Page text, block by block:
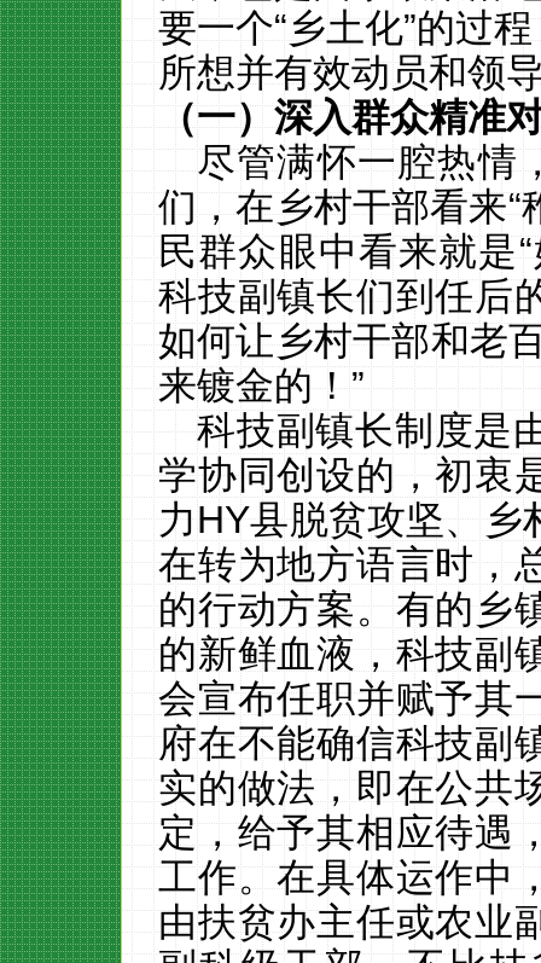
要一个“乡土化”的过
所想并有效动员和领
（一）深入群众精准
尽管满怀一腔热情
们，在乡村干部看来“
民群众眼中看来就是
科技副镇长们到任后
如何让乡村干部和老
来镀金的！”
科技副镇长制度是
学协同创设的，初衷
力HY县脱贫攻坚、乡
在转为地方语言时，
的行动方案。有的乡
的新鲜血液，科技副
会宣布任职并赋予其
府在不能确信科技副
实的做法，即在公共
定，给予其相应待遇
工作。在具体运作中
由扶贫办主任或农业